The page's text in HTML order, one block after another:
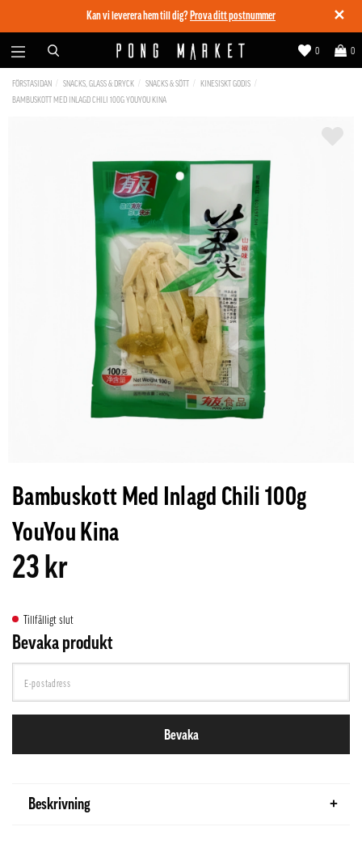
✕
Kan vi leverera hem till dig? Prova ditt postnummer
0
0
FÖRSTASIDAN SNACKS, GLASS & DRYCK SNACKS & SÖTT
KINESISKT GODIS
BAMBUSKOTT MED INLAGD CHILI 100G YOUYOU KINA
Bambuskott Med Inlagd Chili 100g
YouYou Kina
23 kr
Tillfälligt slut
Bevaka produkt
Bevaka
Beskrivning